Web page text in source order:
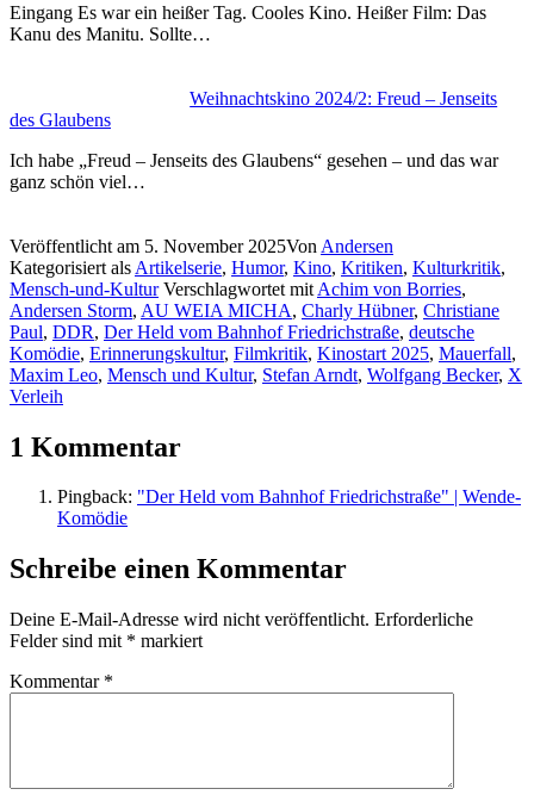
Eingang Es war ein heißer Tag. Cooles Kino. Heißer Film: Das
Kanu des Manitu. Sollte…
Weihnachtskino 2024/2: Freud – Jenseits
des Glaubens
Ich habe „Freud – Jenseits des Glaubens“ gesehen – und das war
ganz schön viel…
Veröffentlicht am 5. November 2025Von Andersen
Kategorisiert als Artikelserie, Humor, Kino, Kritiken, Kulturkritik,
Mensch-und-Kultur Verschlagwortet mit Achim von Borries,
Andersen Storm, AU WEIA MICHA, Charly Hübner, Christiane
Paul, DDR, Der Held vom Bahnhof Friedrichstraße, deutsche
Komödie, Erinnerungskultur, Filmkritik, Kinostart 2025, Mauerfall,
Maxim Leo, Mensch und Kultur, Stefan Arndt, Wolfgang Becker, X
Verleih
1 Kommentar
Pingback: "Der Held vom Bahnhof Friedrichstraße" | Wende-
Komödie
Schreibe einen Kommentar
Deine E-Mail-Adresse wird nicht veröffentlicht. Erforderliche
Felder sind mit * markiert
Kommentar *